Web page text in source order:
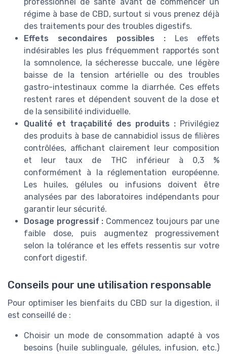
régime à base de CBD, surtout si vous prenez déjà
des traitements pour des troubles digestifs.
Effets secondaires possibles : Les effets
indésirables les plus fréquemment rapportés sont
la somnolence, la sécheresse buccale, une légère
baisse de la tension artérielle ou des troubles
gastro-intestinaux comme la diarrhée. Ces effets
restent rares et dépendent souvent de la dose et
de la sensibilité individuelle.
Qualité et traçabilité des produits : Privilégiez
des produits à base de cannabidiol issus de filières
contrôlées, affichant clairement leur composition
et leur taux de THC inférieur à 0,3 %
conformément à la réglementation européenne.
Les huiles, gélules ou infusions doivent être
analysées par des laboratoires indépendants pour
garantir leur sécurité.
Dosage progressif : Commencez toujours par une
faible dose, puis augmentez progressivement
selon la tolérance et les effets ressentis sur votre
confort digestif.
Conseils pour une utilisation responsable
Pour optimiser les bienfaits du CBD sur la digestion, il
est conseillé de :
Choisir un mode de consommation adapté à vos
besoins (huile sublinguale, gélules, infusion, etc.)